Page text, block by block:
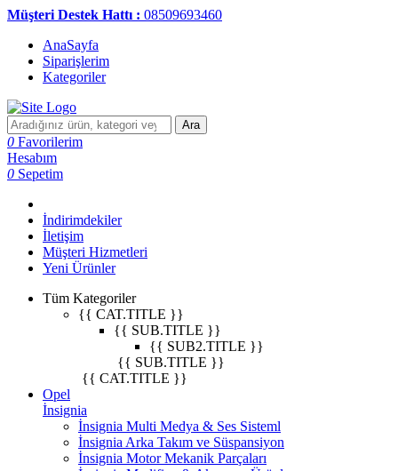
Müşteri Destek Hattı : 08509693460
AnaSayfa
Siparişlerim
Kategoriler
Ara
0 Favorilerim
Hesabım
0 Sepetim
İndirimdekiler
İletişim
Müşteri Hizmetleri
Yeni Ürünler
Tüm Kategoriler
{{ CAT.TITLE }}
{{ SUB.TITLE }}
{{ SUB2.TITLE }}
{{ SUB.TITLE }}
{{ CAT.TITLE }}
Opel
İnsignia
İnsignia Multi Medya & Ses Sisteml
İnsignia Arka Takım ve Süspansiyon
İnsignia Motor Mekanik Parçaları